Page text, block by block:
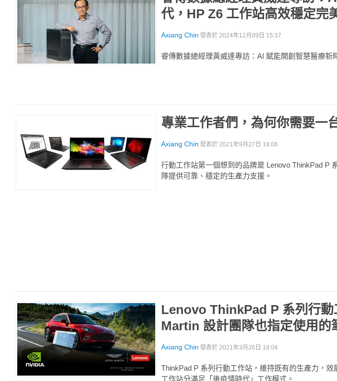
代，HP Z6 工作站高效穩定完
Axiang Chin 發表於 2024年12月09日 15:37
睿傳數據總經理黃威達專訪：AI 賦能開創智慧醫療新
專業工作者們，為何你需要一
Axiang Chin 發表於 2021年9月27日 18:06
行動工作站第一個想到的品牌是 Lenovo ThinkPad P
隊提供可靠、穩定的生產力支援。
Lenovo ThinkPad P 系列行
Martin 設計團隊也指定使用的
Axiang Chin 發表於 2021年3月26日 18:04
ThinkPad P 系列行動工作站，維持既有的生產力，
工作站分滿足「後疫情時代」工作模式。